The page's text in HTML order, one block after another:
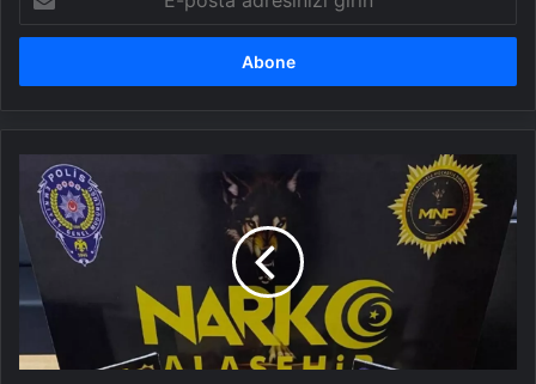
posta
adresinizi
Alaşehir'de
uyuşturucu
tacirine
tutuklama